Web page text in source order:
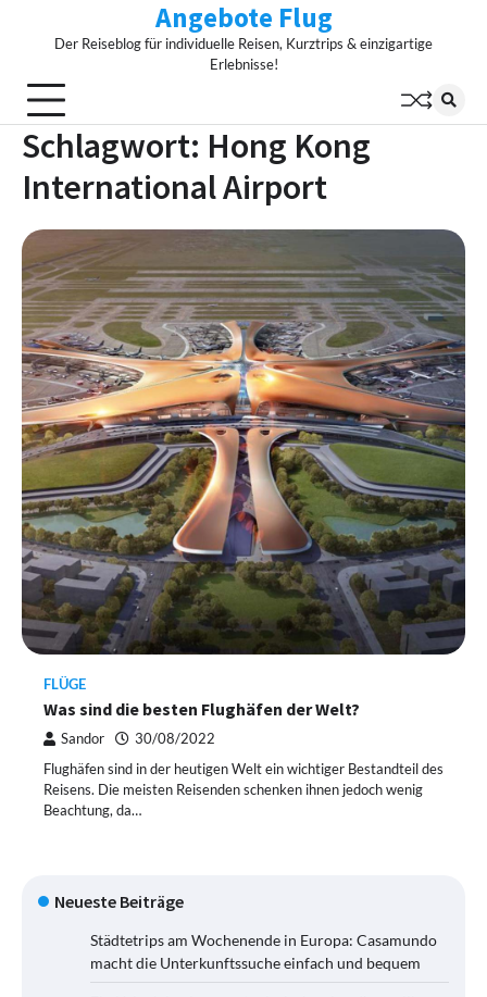
Angebote Flug
Der Reiseblog für individuelle Reisen, Kurztrips & einzigartige
Erlebnisse!
Schlagwort: Hong Kong
International Airport
FLÜGE
Was sind die besten Flughäfen der Welt?
Sandor 30/08/2022
Flughäfen sind in der heutigen Welt ein wichtiger Bestandteil des
Reisens. Die meisten Reisenden schenken ihnen jedoch wenig
Beachtung, da…
Neueste Beiträge
Städtetrips am Wochenende in Europa: Casamundo
macht die Unterkunftssuche einfach und bequem